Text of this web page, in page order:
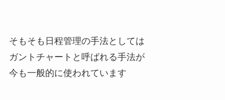
そもそも日程管理の手法としては
ガントチャートと呼ばれる手法が
今も一般的に使われています